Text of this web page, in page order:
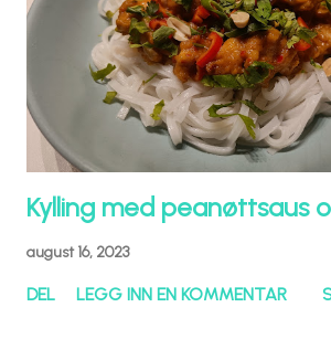
Kylling med peanøttsaus
august 16, 2023
DEL LEGG INN EN KOMMENTAR